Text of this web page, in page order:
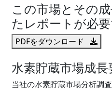
この市場とその
たレポートが必
PDFをダウンロード
水素貯蔵市場成長
当社の水素貯蔵市場分析調